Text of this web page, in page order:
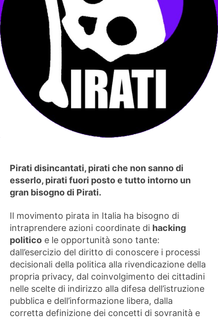
Pirati disincantati, pirati che non sanno di
esserlo, pirati fuori posto e tutto intorno un
gran bisogno di Pirati.
Il movimento pirata in Italia ha bisogno di
intraprendere azioni coordinate di hacking
politico e le opportunità sono tante:
dall’esercizio del diritto di conoscere i processi
decisionali della politica alla rivendicazione della
propria privacy, dal coinvolgimento dei cittadini
nelle scelte di indirizzo alla difesa dell’istruzione
pubblica e dell’informazione libera, dalla
corretta definizione dei concetti di sovranità e